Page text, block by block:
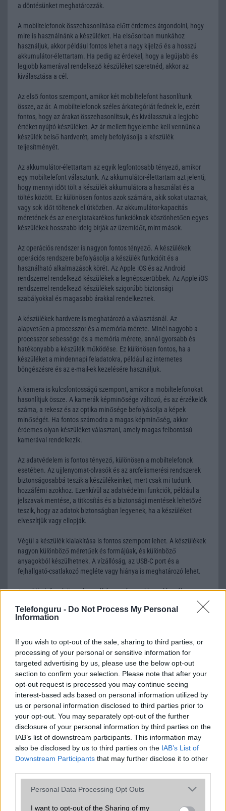
Telefonguru - Do Not Process My Personal
Information
If you wish to opt-out of the sale, sharing to third parties, or
processing of your personal or sensitive information for
targeted advertising by us, please use the below opt-out
section to confirm your selection. Please note that after your
opt-out request is processed you may continue seeing
interest-based ads based on personal information utilized by
us or personal information disclosed to third parties prior to
your opt-out. You may separately opt-out of the further
disclosure of your personal information by third parties on the
IAB’s list of downstream participants. This information may
also be disclosed by us to third parties on the IAB’s List of
Downstream Participants that may further disclose it to other
Please note that this website/app uses one or more Google
not limited to your visit or usage behaviour. You may click to
Personal Data Processing Opt Outs
I want to opt-out of the Sharing of my
a döntésünket meghatározzák.
A mobiltelefonok összehasonlítása előtt érdemes átgondolni, hogy
mire is használnánk a készüléket. Ha elsősorban munkához
használjuk, akkor például fontos lehet a nagy kijelző és a hosszú
akkumulátor-élettartam. Ha pedig az érdekel, hogy a legújabb és
legjobb kamerával rendelkező készüléket szeretnéd, akkor az
kiválasztása a cél.
Az első fontos szempont, amikor két mobiltelefont hasonlítunk
össze, az ár. A mobiltelefonok széles árkategóriát fednek le, ezért
fontos, hogy az árakat összehasonlítsuk, és kiválasszuk a legjobb
értéket nyújtó készüléket. Az ár mellett figyelembe kell vennünk a
készülék belső hardverét, amely befolyásolja a készülék
teljesítményét.
Az akkumulátor-élettartam az egyik legfontosabb tényező, amikor
egy mobiltelefont választunk. Az akkumulátor-élettartam azt jelenti,
hogy mennyi időt tölt a készülék akkumulátora a használat és a
töltés között. Ez különösen fontos azok számára, akik sokat utaznak,
vagy sok időt töltenek el útközben. Az akkumulátor-kapacitás
méretének és az energiatakarékos funkcióknak köszönhetően egyes
készülékek hosszabb ideig bírják az üzemidőt, mint mások.
Az operációs rendszer is nagyon fontos tényező. A készülékek
operációs rendszere befolyásolja a készülék funkcióit és a
használható alkalmazások körét. Az Apple iOS és az Android
rendszerrel rendelkező készülékek a legnépszerűbbek. Az Apple iOS
rendszerrel rendelkező készülékek szigorúbb biztonsági
szabályokkal és magasabb árakkal rendelkeznek.
A készülékek hardvere is meghatározó a választásnál. Az
alapvetően a processzor és a memória mérete. Minél nagyobb a
processzor sebessége és a memória mérete, annál gyorsabb és
hatékonyabb a készülék működése. Ez különösen fontos, ha a
készüléket a mindennapi feladatokra, például az internetes
böngészésre és az e-mail-ek kezelésére használjuk.
A kamera is kulcsfontosságú szempont, amikor a mobiltelefonokat
hasonlítjuk össze. A kamerák képminősége változó, és az érzékelők
száma, a rekesz és az optika minősége befolyásolja a képek
minőségét. Ha fontos számodra a magas képminőség, akkor
érdemes olyan készüléket választani, amely magas felbontású
kamerával rendelkezik.
Az adatvédelem is fontos tényező, különösen a mobiltelefonok
esetében. Az ujjlenyomat-olvasók és az arcfelismerési rendszerek
biztonságosabbá teszik a készülékeinket, mert csak mi tudunk
hozzáférni azokhoz. Ezenkívül az adatvédelmi funkciók, például a
jelszavak mentése, a titkosítás és a biztonsági mentések lehetővé
teszik, hogy az adatok biztonságban legyenek, ha a készüléket
elveszítjük vagy ellopják.
Végül a készülék kialakítása is fontos szempont lehet. A készülékek
nagyon különböző méretűek és formájúak, és különböző
anyagokból készülhetnek. A vízállóság, az USB-C port és a
fejhallgató-csatlakozó megléte vagy hiánya is meghatározó lehet.
A mobiltelefonok összehasonlítása az ár, az akkumulátor-élettartam,
az operációs rendszer, a hardver, a kamera, az adatvédelem és a
kialakítás szempontjából döntő fontosságú lehet. Ezek a
szempontok kritikusak ahhoz, hogy megtaláljuk azokat a
elvárásainknak.
Végül azt is fontos tudni, hogy a mobiltelefonok összehasonlítása
során minden felhasználó egyéni preferenciákkal rendelkezik, így a
választásuk eltérhet. Azonban azok, akik számára fontos a nagyobb
kijelző, hosszabb üzemidő, hatékony
MOBILTELEFON MÁRKÁK
Apple
Honor
Huawei